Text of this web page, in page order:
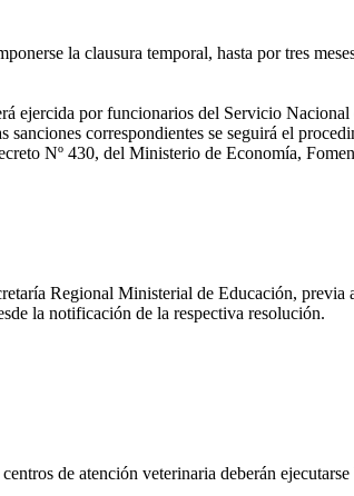
la clausura temporal, hasta por tres
ejercida por funcionarios del Servicio
correspondientes se seguirá el
Nº 430, del Ministerio de Economía,
Regional Ministerial de Educación,
la notificación de la respectiva resolución.
de atención veterinaria deberán